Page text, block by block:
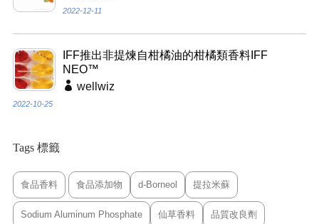
2022-12-11
IFF推出非提煉自柑橘油的柑橘類香料IFF
NEO™
wellwiz
2022-10-25
Tags 標籤
食品香料 食品添加物 d-Borneol 提拉米蘇
Sodium Aluminum Phosphate 仙草香料 品質改良劑